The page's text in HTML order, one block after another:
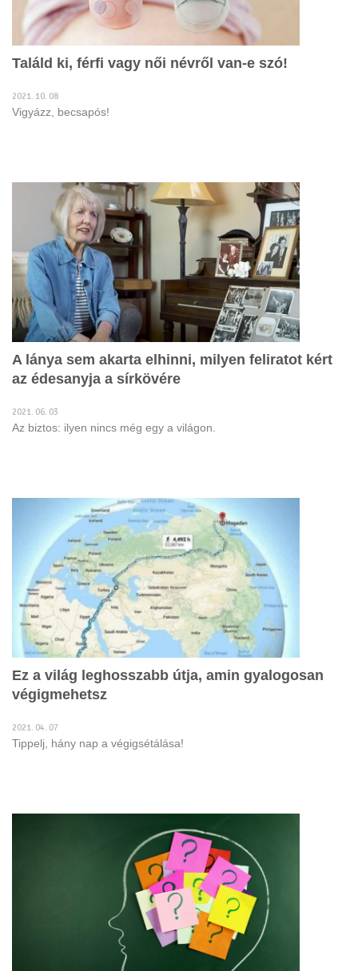
Találd ki, férfi vagy női névről van-e szó!
2021. 10. 08
Vigyázz, becsapós!
A lánya sem akarta elhinni, milyen feliratot kért
az édesanyja a sírkövére
2021. 06. 03
Az biztos: ilyen nincs még egy a világon.
Ez a világ leghosszabb útja, amin gyalogosan
végigmehetsz
2021. 04. 07
Tippelj, hány nap a végigsétálása!